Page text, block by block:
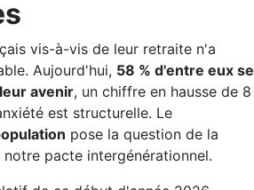
vis-à-vis de leur retraite n'a
Aujourd'hui, 58 % d'entre eux se
avenir, un chiffre en hausse de 8
est structurelle. Le
pose la question de la
pacte intergénérationnel.